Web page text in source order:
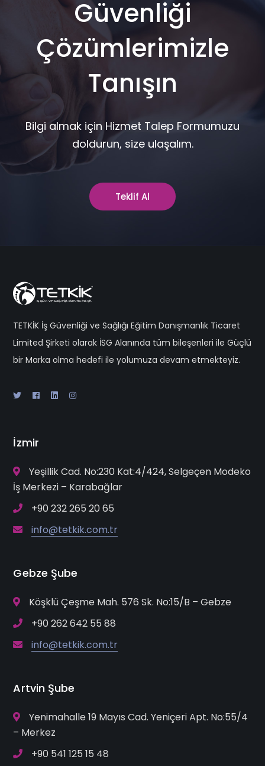
Güvenliği
Çözümlerimizle
Tanışın
Bilgi almak için Hizmet Talep Formumuzu
doldurun, size ulaşalım.
Teklif Al
TETKİK İş Güvenliği ve Sağlığı Eğitim Danışmanlık Ticaret
Limited Şirketi olarak İSG Alanında tüm bileşenleri ile Güçlü
bir Marka olma hedefi ile yolumuza devam etmekteyiz.
İzmir
Yeşillik Cad. No:230 Kat:4/424, Selgeçen Modeko
İş Merkezi – Karabağlar
+90 232 265 20 65
info@tetkik.com.tr
Gebze Şube
Köşklü Çeşme Mah. 576 Sk. No:15/B – Gebze
+90 262 642 55 88
info@tetkik.com.tr
Artvin Şube
Yenimahalle 19 Mayıs Cad. Yeniçeri Apt. No:55/4
– Merkez
+90 541 125 15 48